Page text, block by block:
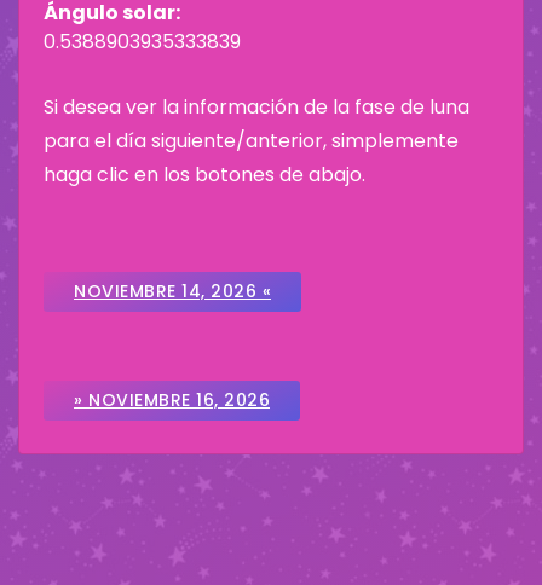
Ángulo solar:
0.5388903935333839
Si desea ver la información de la fase de luna
para el día siguiente/anterior, simplemente
haga clic en los botones de abajo.
NOVIEMBRE 14, 2026 «
» NOVIEMBRE 16, 2026